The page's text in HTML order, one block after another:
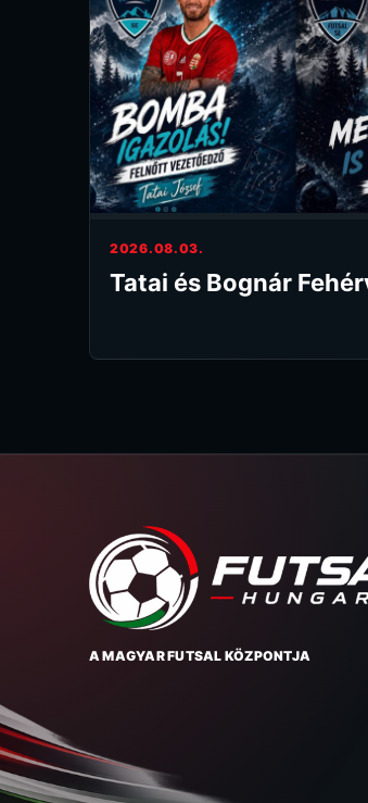
2026.08.03.
Tatai és Bognár
A MAGYAR FUTSAL KÖZPONTJA